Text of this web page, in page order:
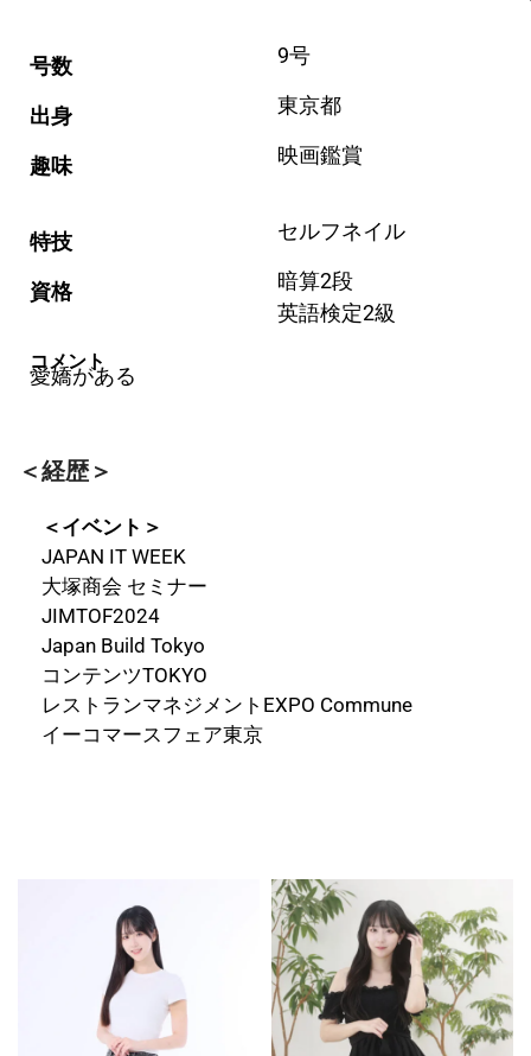
号数 9号
出身 東京都
趣味 映画鑑賞
特技 セルフネイル
資格
暗算2段
英語検定2級
コメント
愛嬌がある
＜経歴＞
＜イベント＞
JAPAN IT WEEK
大塚商会 セミナー
JIMTOF2024
Japan Build Tokyo
コンテンツTOKYO
レストランマネジメントEXPO Commune
イーコマースフェア東京